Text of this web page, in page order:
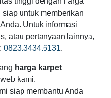
untuk memberikan
Untuk informasi
atau pertanyaan lainnya,
0823.3434.6131.
harga karpet
kami:
siap membantu Anda